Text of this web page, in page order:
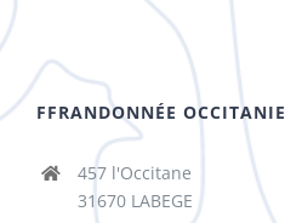
FFRANDONNÉE OCCITANIE
457 l'Occitane
31670 LABEGE